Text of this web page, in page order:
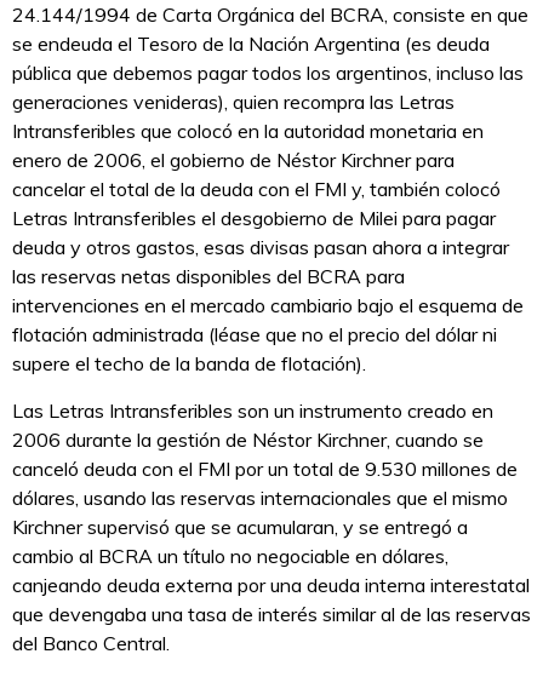
24.144/1994 de Carta Orgánica del BCRA, consiste en que
se endeuda el Tesoro de la Nación Argentina (es deuda
pública que debemos pagar todos los argentinos, incluso las
generaciones venideras), quien recompra las Letras
Intransferibles que colocó en la autoridad monetaria en
enero de 2006, el gobierno de Néstor Kirchner para
cancelar el total de la deuda con el FMI y, también colocó
Letras Intransferibles el desgobierno de Milei para pagar
deuda y otros gastos, esas divisas pasan ahora a integrar
las reservas netas disponibles del BCRA para
intervenciones en el mercado cambiario bajo el esquema de
flotación administrada (léase que no el precio del dólar ni
supere el techo de la banda de flotación).
Las Letras Intransferibles son un instrumento creado en
2006 durante la gestión de Néstor Kirchner, cuando se
canceló deuda con el FMI por un total de 9.530 millones de
dólares, usando las reservas internacionales que el mismo
Kirchner supervisó que se acumularan, y se entregó a
cambio al BCRA un título no negociable en dólares,
canjeando deuda externa por una deuda interna interestatal
que devengaba una tasa de interés similar al de las reservas
del Banco Central.